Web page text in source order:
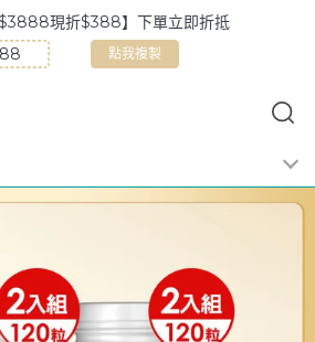
買多折多【滿$5888現折$588